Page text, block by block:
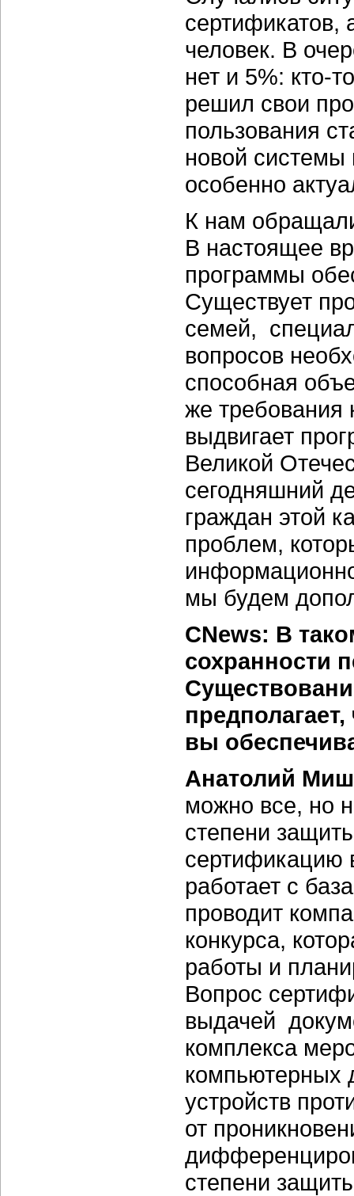
сертификатов,
человек. В
нет и 5%: кто-
решил свои
пользования
новой системы
особенно
К нам
В настоящее
программы
Существует
семей,
вопросов
способная
же
выдвигает
Великой
сегодняшний
граждан этой
проблем,
мы будем
CNews: В
сохранности
вы
Анатолий
можно все, но
степени
сертификацию
работает с
проводит
конкурса,
работы и
Вопрос
выдачей
комплекса
компьютерных
устройств
от
степени